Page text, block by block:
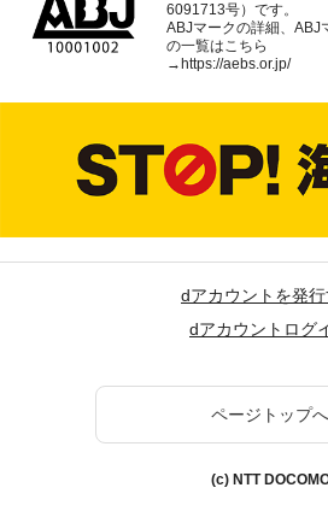
6091713号）です。
ABJマークの詳細、ABJ
の一覧はこちら
→ https://aebs.or.jp/
dアカウントを発行
dアカウントログ
ページトップへ
(c) NTT